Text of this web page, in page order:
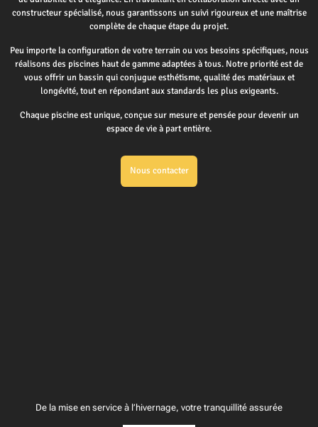
constructeur spécialisé, nous garantissons un suivi rigoureux et une maîtrise
complète de chaque étape du projet.
Peu importe la configuration de votre terrain ou vos besoins spécifiques, nous
réalisons des piscines haut de gamme adaptées à tous. Notre priorité est de
vous offrir un bassin qui conjugue esthétisme, qualité des matériaux et
longévité, tout en répondant aux standards les plus exigeants.
Chaque piscine est unique, conçue sur mesure et pensée pour devenir un
espace de vie à part entière.
Nous contacter
De la mise en service à l’hivernage, votre tranquillité assurée